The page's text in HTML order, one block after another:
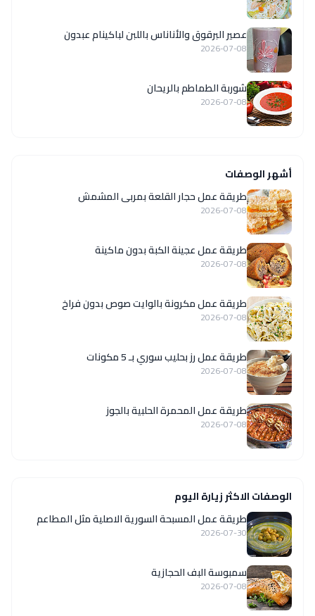
عصير البرقوق والأناناس باللبن لباكينام عبدون
2026-07-08
شوربة الطماطم بالريحان
2026-07-08
أشهر الوصفات
طريقة عمل حجار القلعة بمربى المشمش
2026-07-08
طريقة عمل عجينة الكبة بدون ماكينة
2026-07-08
طريقة عمل مكرونة بالوايت صوص بدون فراخ
2026-07-08
طريقة عمل رز بحليب سوري بـ 5 مكونات
2026-07-08
طريقة عمل المحمرة الحلبية بالجوز
2026-07-08
الوصفات الاكثر زيارة اليوم
‏طريقة عمل المسبحة السورية الاصلية مثل المطاعم
2026-07-30
سمبوسة البف الحجازية
2026-07-08